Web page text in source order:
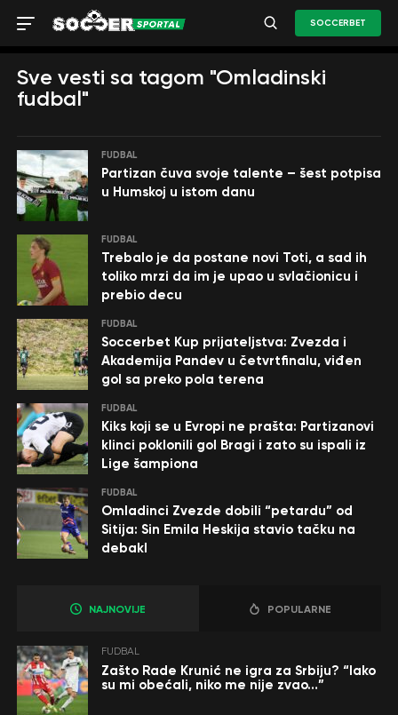
SOCCERBET
Sve vesti sa tagom "Omladinski
fudbal"
FUDBAL
Partizan čuva svoje talente – šest potpisa
u Humskoj u istom danu
FUDBAL
Trebalo je da postane novi Toti, a sad ih
toliko mrzi da im je upao u svlačionicu i
prebio decu
FUDBAL
Soccerbet Kup prijateljstva: Zvezda i
Akademija Pandev u četvrtfinalu, viđen
gol sa preko pola terena
FUDBAL
Kiks koji se u Evropi ne prašta: Partizanovi
klinci poklonili gol Bragi i zato su ispali iz
Lige šampiona
FUDBAL
Omladinci Zvezde dobili “petardu” od
Sitija: Sin Emila Heskija stavio tačku na
debakl
NAJNOVIJE POPULARNE
FUDBAL
Zašto Rade Krunić ne igra za Srbiju? “Iako
su mi obećali, niko me nije zvao…”